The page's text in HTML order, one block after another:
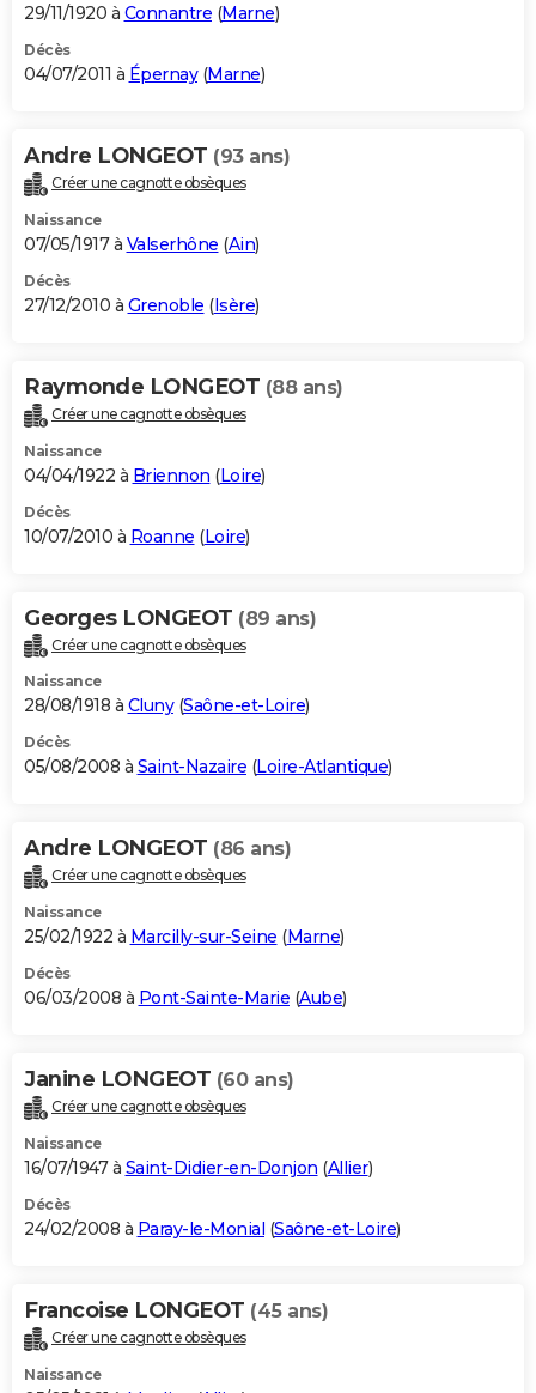
29/11/1920 à Connantre (Marne)
Décès
04/07/2011 à Épernay(Marne)
Andre LONGEOT (93 ans)
Créer une cagnotte obsèques
Naissance
07/05/1917 à Valserhône (Ain)
Décès
27/12/2010 à Grenoble (Isère)
Raymonde LONGEOT (88 ans)
Créer une cagnotte obsèques
Naissance
04/04/1922 à Briennon (Loire)
Décès
10/07/2010 à Roanne (Loire)
Georges LONGEOT (89 ans)
Créer une cagnotte obsèques
Naissance
28/08/1918 à Cluny(Saône-et-Loire)
Décès
05/08/2008 à Saint-Nazaire (Loire-Atlantique)
Andre LONGEOT (86 ans)
Créer une cagnotte obsèques
Naissance
25/02/1922 à Marcilly-sur-Seine (Marne)
Décès
06/03/2008 à Pont-Sainte-Marie (Aube)
Janine LONGEOT (60 ans)
Créer une cagnotte obsèques
Naissance
16/07/1947 à Saint-Didier-en-Donjon (Allier)
Décès
24/02/2008 à Paray-le-Monial (Saône-et-Loire)
Francoise LONGEOT (45 ans)
Créer une cagnotte obsèques
Naissance